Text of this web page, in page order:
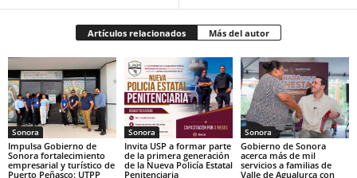
Artículos relacionados Más del autor
Sonora
Impulsa Gobierno de
Sonora fortalecimiento
empresarial y turístico de
Puerto Peñasco: UTPP
Sonora
Invita USP a formar parte
de la primera generación
de la Nueva Policía Estatal
Penitenciaria
Sonora
Gobierno de Sonora
acerca más de mil
servicios a familias de
Valle de Agualurca con